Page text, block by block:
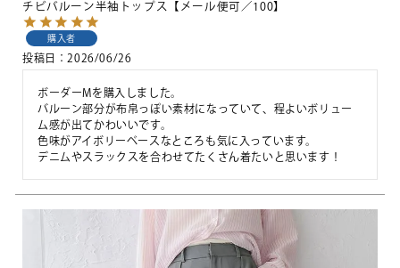
チビバルーン半袖トップス【メール便可／100】
購入者
投稿日 2026/06/26
ボーダーMを購入しました。
バルーン部分が布帛っぽい素材になっていて、程よいボリュー
ム感が出てかわいいです。
色味がアイボリーベースなところも気に入っています。
デニムやスラックスを合わせてたくさん着たいと思います！